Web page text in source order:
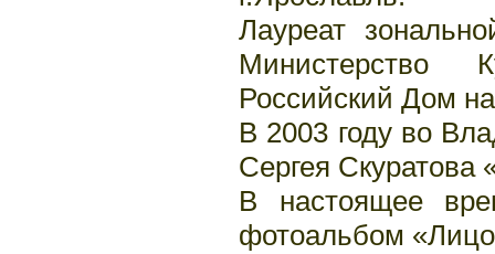
Лауреат
Министерство
Российский Дом
В 2003 году во
Сергея
В настоящее
фотоальбом